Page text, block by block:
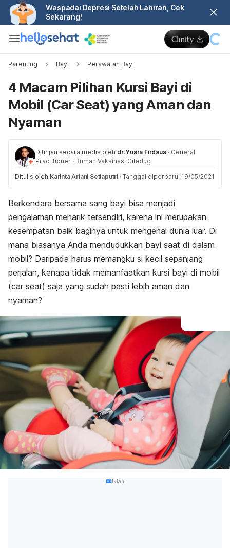
Waspadai Depresi Setelah Lahiran, Cek
Sekarang!
Parenting Bayi Perawatan Bayi
4 Macam Pilihan Kursi Bayi di
Mobil (Car Seat) yang Aman dan
Nyaman
Ditinjau secara medis oleh dr. Yusra Firdaus · General
Practitioner · Rumah Vaksinasi Ciledug
Ditulis oleh Karinta Ariani Setiaputri · Tanggal diperbarui 19/05/2021
Berkendara bersama sang bayi bisa menjadi
pengalaman menarik tersendiri, karena ini merupakan
kesempatan baik baginya untuk mengenal dunia luar. Di
mana biasanya Anda mendudukkan bayi saat di dalam
mobil? Daripada harus memangku si kecil sepanjang
perjalan, kenapa tidak memanfaatkan kursi bayi di mobil
(car seat) saja yang sudah pasti lebih aman dan
nyaman?
Iklan